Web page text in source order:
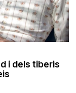
i dels tiberis